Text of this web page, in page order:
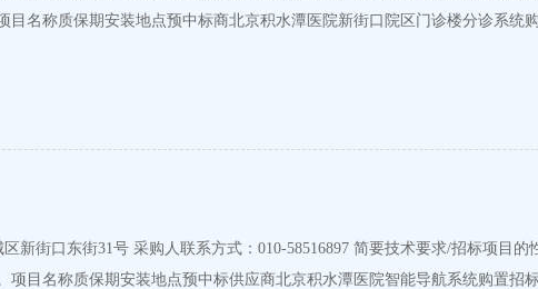
目名称质保期安装地点预中标商北京积水潭医院新街口院区门诊楼分诊系统
目名称质保期安装地点预中标供应商北京积水潭医院智能导航系统购置招标